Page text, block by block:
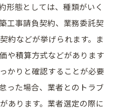
形態としては、種類がいく
工事請負契約、業務委託契
約などが挙げられます。ま
や積算方式などがあります
かりと確認することが必要
った場合、業者とのトラブ
あります。業者選定の際に